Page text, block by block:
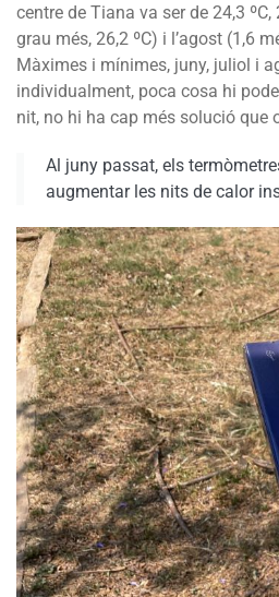
centre de Tiana va ser de 24,3
grau més, 26,2 ºC) i l’agost (1,6
Màximes i mínimes, juny, juliol i
individualment, poca cosa hi
nit, no hi ha cap més solució que
Al juny passat, els
augmentar les nits de calor